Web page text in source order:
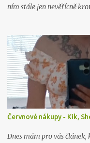
ním stále jen nevěřícně
Červnové nákupy - Kik,
Dnes mám pro vás